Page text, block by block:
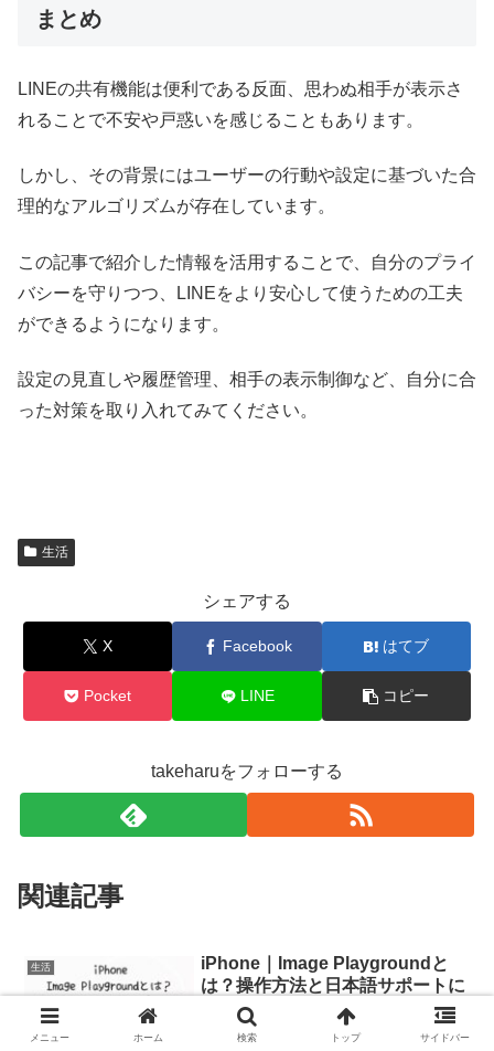
まとめ
LINEの共有機能は便利である反面、思わぬ相手が表示さ
れることで不安や戸惑いを感じることもあります。
しかし、その背景にはユーザーの行動や設定に基づいた合
理的なアルゴリズムが存在しています。
この記事で紹介した情報を活用することで、自分のプライ
バシーを守りつつ、LINEをより安心して使うための工夫
ができるようになります。
設定の見直しや履歴管理、相手の表示制御など、自分に合
った対策を取り入れてみてください。
生活
シェアする
X Facebook はてブ
Pocket LINE コピー
takeharuをフォローする
関連記事
生活
iPhone｜Image Playgroundと
は？操作方法と日本語サポートに
ついて（iOS18.4以降対応）
Appleが開発した新しいAI画像生成アプリ
メニュー ホーム 検索 トップ サイドバー